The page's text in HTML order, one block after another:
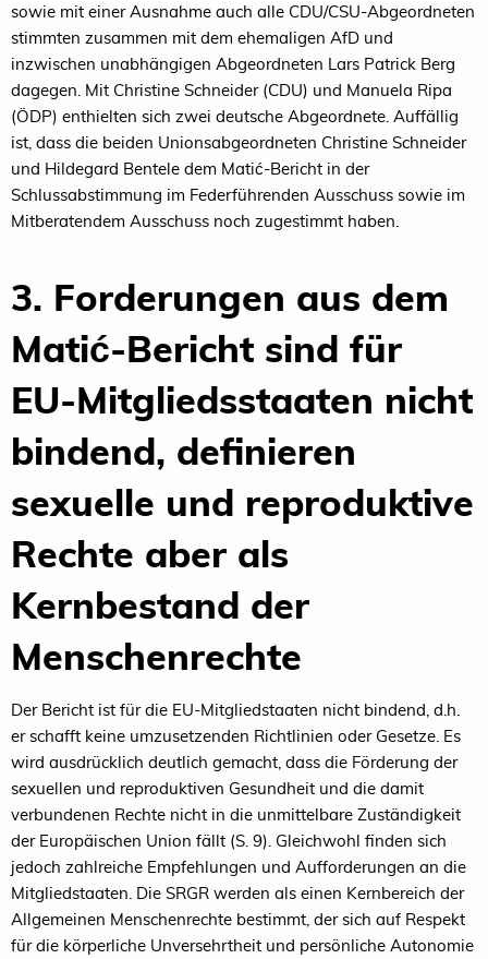
sowie mit einer Ausnahme auch alle CDU/CSU-Abgeordneten
stimmten zusammen mit dem ehemaligen AfD und
inzwischen unabhängigen Abgeordneten Lars Patrick Berg
dagegen. Mit Christine Schneider (CDU) und Manuela Ripa
(ÖDP) enthielten sich zwei deutsche Abgeordnete. Auffällig
ist, dass die beiden Unionsabgeordneten Christine Schneider
und Hildegard Bentele dem Matić-Bericht in der
Schlussabstimmung im Federführenden Ausschuss sowie im
Mitberatendem Ausschuss noch zugestimmt haben.
3. Forderungen aus dem
Matić-Bericht sind für
EU-Mitgliedsstaaten nicht
bindend, definieren
sexuelle und reproduktive
Rechte aber als
Kernbestand der
Menschenrechte
Der Bericht ist für die EU-Mitgliedstaaten nicht bindend, d.h.
er schafft keine umzusetzenden Richtlinien oder Gesetze. Es
wird ausdrücklich deutlich gemacht, dass die Förderung der
sexuellen und reproduktiven Gesundheit und die damit
verbundenen Rechte nicht in die unmittelbare Zuständigkeit
der Europäischen Union fällt (S. 9). Gleichwohl finden sich
jedoch zahlreiche Empfehlungen und Aufforderungen an die
Mitgliedstaaten. Die SRGR werden als einen Kernbereich der
Allgemeinen Menschenrechte bestimmt, der sich auf Respekt
für die körperliche Unversehrtheit und persönliche Autonomie